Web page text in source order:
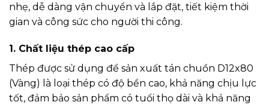
nhẹ, dễ dàng vận chuyển và lắp đặt, tiết kiệm thời
gian và công sức cho người thi công.
1. Chất liệu thép cao cấp
Thép được sử dụng để sản xuất tán chuồn D12x80
(Vàng) là loại thép có độ bền cao, khả năng chịu lực
tốt, đảm bảo sản phẩm có tuổi thọ dài và khả năng